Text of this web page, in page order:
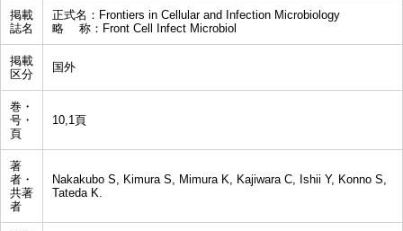
掲載
誌名
正式名：Frontiers in Cellular and Infection Microbiology
略 称：Front Cell Infect Microbiol
掲載
区分
国外
巻・
号・
頁
10,1頁
著
者・
共著
者
Nakakubo S, Kimura S, Mimura K, Kajiwara C, Ishii Y, Konno S,
Tateda K.